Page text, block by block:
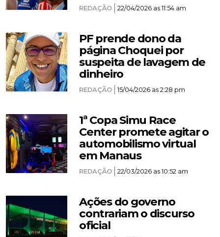
REDAÇÃO 22/04/2026 as 11:54 am
PF prende dono da
página Choquei por
suspeita de lavagem de
dinheiro
REDAÇÃO 15/04/2026 as 2:28 pm
1ª Copa Simu Race
Center promete agitar o
automobilismo virtual
em Manaus
REDAÇÃO 22/03/2026 as 10:52 am
Ações do governo
contrariam o discurso
oficial